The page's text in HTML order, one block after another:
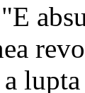
a